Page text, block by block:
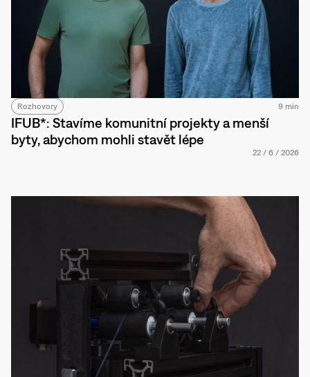
Rozhovory 9 min
IFUB*: Stavíme komunitní projekty a menší
byty, abychom mohli stavět lépe
22 / 6 / 2026